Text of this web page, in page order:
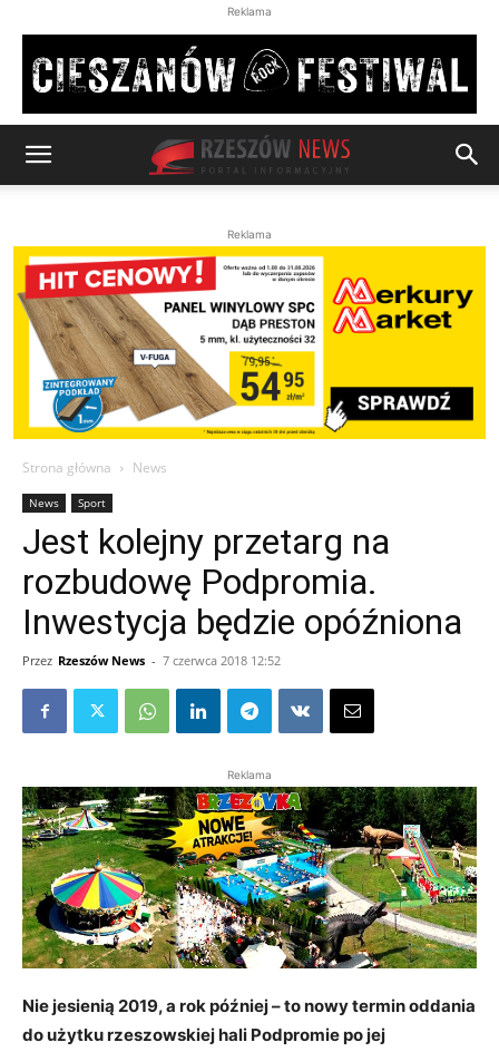
Reklama
Reklama
Strona główna News
News Sport
Jest kolejny przetarg na
rozbudowę Podpromia.
Inwestycja będzie opóźniona
Przez Rzeszów News - 7 czerwca 2018 12:52
Reklama
Nie jesienią 2019, a rok później – to nowy termin oddania
do użytku rzeszowskiej hali Podpromie po jej